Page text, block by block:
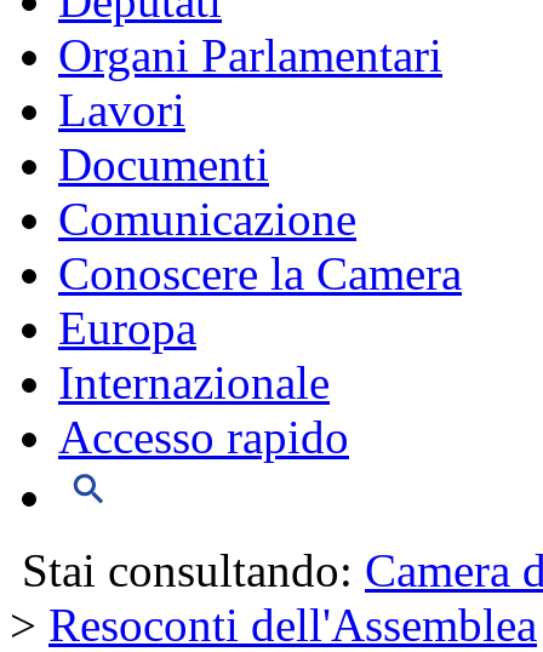
Organi Parlamentari
Lavori
Documenti
Comunicazione
Conoscere la Camera
Europa
Internazionale
Accesso rapido
Stai consultando: Camera
> Resoconti dell'Assemblea